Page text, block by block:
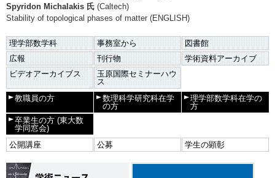
Spyridon Michalakis 氏 (Caltech)
Stability of topological phases of matter (ENGLISH)
理学部数学科 事務室から
図書館
広報
刊行物
学術資料アーカイブ
ビデオアーカイブス
玉原国際セミナーハウ
ス
教職員の方
数理科学研究科在学
の方
理学部数学科在学の
方
卒業生の方 (東大数
学同窓会)
公開講座
公募 学生の顕彰